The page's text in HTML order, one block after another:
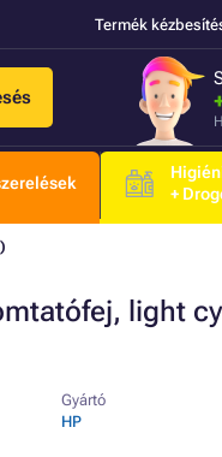
Termék
+
light
Gyártó
HP